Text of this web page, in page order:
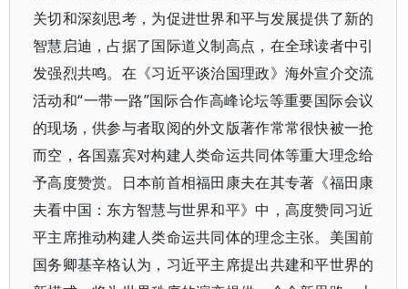
关切和深刻思考，为促进世界和平与发展提供了新的
智慧启迪，占据了国际道义制高点，在全球读者中引
发强烈共鸣。在《习近平谈治国理政》海外宣介交流
活动和“一带一路”国际合作高峰论坛等重要国际会议
的现场，供参与者取阅的外文版著作常常很快被一抢
而空，各国嘉宾对构建人类命运共同体等重大理念给
予高度赞赏。日本前首相福田康夫在其专著《福田康
夫看中国：东方智慧与世界和平》中，高度赞同习近
平主席推动构建人类命运共同体的理念主张。美国前
国务卿基辛格认为，习近平主席提出共建和平世界的